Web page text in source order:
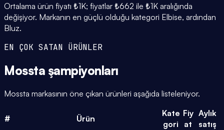
Ortalama ürün fiyatı ₺1K; fiyatlar ₺662 ile ₺1K aralığında
değişiyor. Markanın en güçlü olduğu kategori Elbise, ardından
Bluz.
EN ÇOK SATAN ÜRÜNLER
Mossta şampiyonları
Mossta markasının öne çıkan ürünleri aşağıda listeleniyor.
# Ürün
Kate
gori
Fiy
at
Aylık
satış